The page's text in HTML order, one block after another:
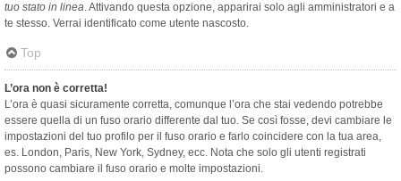
tuo stato in linea. Attivando questa opzione, apparirai solo agli amministratori e a
te stesso. Verrai identificato come utente nascosto.
Top
L’ora non è corretta!
L’ora è quasi sicuramente corretta, comunque l’ora che stai vedendo potrebbe
essere quella di un fuso orario differente dal tuo. Se così fosse, devi cambiare le
impostazioni del tuo profilo per il fuso orario e farlo coincidere con la tua area,
es. London, Paris, New York, Sydney, ecc. Nota che solo gli utenti registrati
possono cambiare il fuso orario e molte impostazioni.